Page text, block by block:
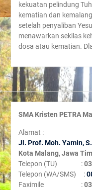
kekuatan pelindung
kematian dan
setelah penyaliban
menawarkan sekilas
dosa atau kematian.
SMA Kristen PETRA
Alamat :
Jl. Prof. Moh. Yamin, S
Kota Malang, Jawa
Telepon (TU) :
Telepon (WA/SMS) :
Faximile :